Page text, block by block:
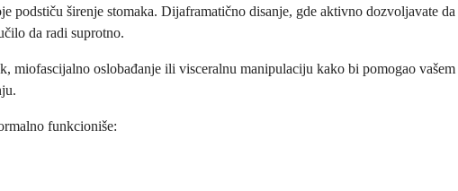
podstiču širenje stomaka. Dijaframatično disanje, gde aktivno dozvoljavate da
da radi suprotno.
miofascijalno oslobađanje ili visceralnu manipulaciju kako bi pomogao vašem
funkcioniše: